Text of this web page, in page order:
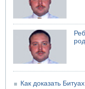
06.08.2026 12:06
США не будут
06.08.2026 11:41
Трое подростков
Как доказать